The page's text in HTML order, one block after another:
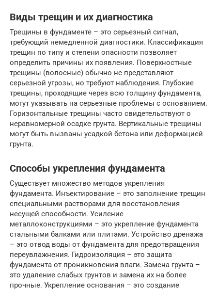
Виды трещин и их диагностика
Трещины в фундаменте – это серьезный сигнал,
требующий немедленной диагностики. Классификация
трещин по типу и степени опасности позволяет
определить причины их появления. Поверхностные
трещины (волосные) обычно не представляют
серьезной угрозы, но требуют наблюдения. Глубокие
трещины, проходящие через всю толщину фундамента,
могут указывать на серьезные проблемы с основанием.
Горизонтальные трещины часто свидетельствуют о
неравномерной осадке грунта. Вертикальные трещины
могут быть вызваны усадкой бетона или деформацией
грунта.
Способы укрепления фундамента
Существует множество методов укрепления
фундамента. Инъектирование – это заполнение трещин
специальными растворами для восстановления
несущей способности. Усиление
металлоконструкциями – это укрепление фундамента
стальными балками или плитами. Устройство дренажа
– это отвод воды от фундамента для предотвращения
переувлажнения. Гидроизоляция – это защита
фундамента от проникновения влаги. Замена грунта –
это удаление слабых грунтов и замена их на более
прочные. Укрепление основания – это создание